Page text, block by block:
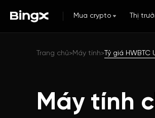
Mua crypto Thị
Trang chủ>Máy tính> Tỷ giá HWBTC
Máy tính